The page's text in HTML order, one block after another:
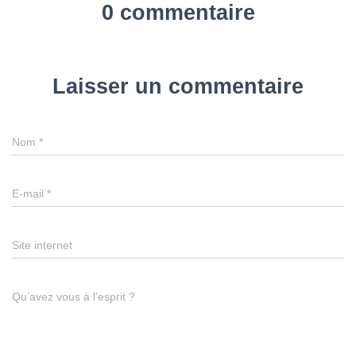
0 commentaire
Laisser un commentaire
Nom *
E-mail *
Site internet
Qu’avez vous à l’esprit ?